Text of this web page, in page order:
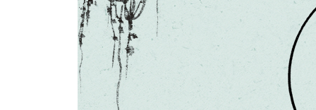
자연은 한 권의 경전_가오, [한산도]
마음을 비추는 밝은 달_장로, [습득도]
일상에 담긴 불법_가오, [조양도]/ 가오, [대월도]
가사에 담긴 선승의 마음_심사정, [산승보납도]
어느덧 가을인가, 아직도 가을인가_작가 미상, [월
경건한 마음의 예불_육주·진경, [육주예불도]